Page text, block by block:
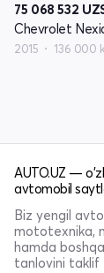
75 068 532
2015 136 000
AUTO.UZ —
avtomobil
Biz yengil
mototexnika,
hamda
tanlovini taklif